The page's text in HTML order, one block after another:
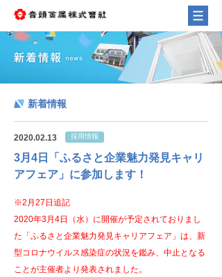
新着情報
2020.02.13 採用情報
3月4日「ふるさと企業魅力発見キャリ
アフェア」に参加します！
※2月27日追記
2020年3月4日（水）に開催が予定されておりまし
た「ふるさと企業魅力発見キャリアフェア」は、新
型コロナウイルス感染症の状況を鑑み、中止となる
ことが主催者より発表されました。